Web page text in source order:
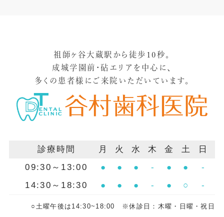
祖師ヶ谷大蔵駅から徒歩10秒。
成城学園前・砧エリアを中心に、
多くの患者様にご来院いただいています。
診療時間 月 火 水 木 金 土
日
09:30～13:00
● ● ● - ● ●
-
14:30～18:30
● ● ● - ● ○ -
○土曜午後は14:30~18:00 ※休診日：木曜・日曜・祝日